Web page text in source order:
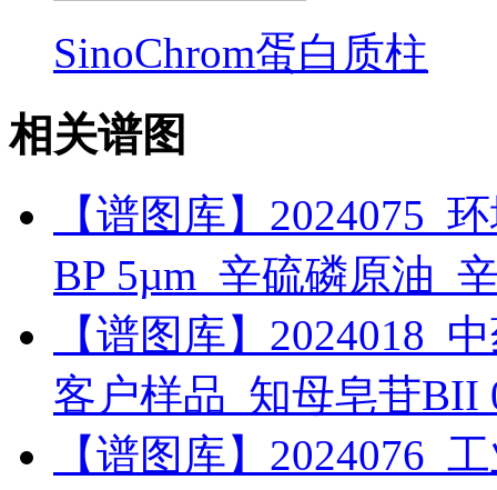
SinoChrom蛋白质柱
相关谱图
【谱图库】2024075_
BP 5µm_辛硫磷原油_
【谱图库】2024018_
客户样品_知母皂苷BII
【谱图库】2024076_